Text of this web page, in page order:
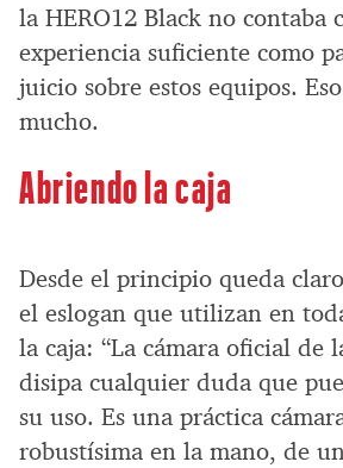
la HERO12 Black no contaba
experiencia suficiente como
juicio sobre estos equipos.
mucho.
Abriendo la caja
Desde el principio queda
el eslogan que utilizan en
la caja: “La cámara oficial de
disipa cualquier duda que
su uso. Es una práctica
robustísima en la mano, de